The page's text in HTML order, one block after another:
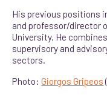
His previous positions
and professor/director
University. He
supervisory and
sectors.
Photo:Giorgos Gripeos